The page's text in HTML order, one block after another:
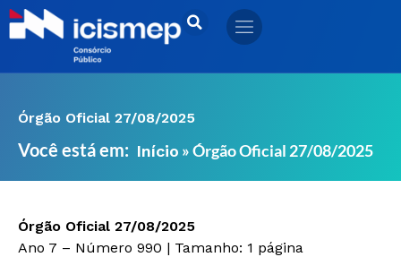
Ir
para
Órgão Oficial 27/08/2025
Você está em: Início »Órgão Oficial 27/08/2025
Órgão Oficial 27/08/2025
Ano 7 – Número 990 | Tamanho: 1 página